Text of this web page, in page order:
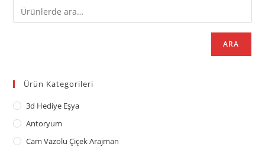
ARA
Ürün Kategorileri
3d Hediye Eşya
Antoryum
Cam Vazolu Çiçek Arajman